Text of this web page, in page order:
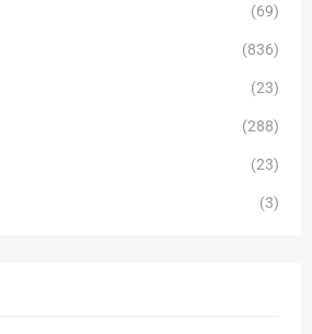
(69)
(836)
(23)
(288)
(23)
(3)